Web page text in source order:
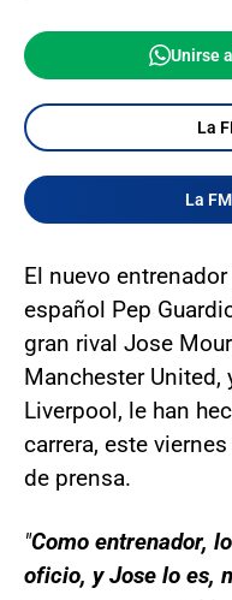
Unirse
La
La
El nuevo
español Pep
gran rival Jose
Manchester United,
Liverpool, le han
carrera, este
de prensa.
"Como entrenador,
oficio, y Jose lo es,